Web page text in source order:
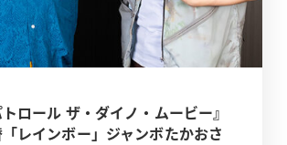
トロール ザ・ダイノ・ムービー』
レインボー」ジャンボたかおさ